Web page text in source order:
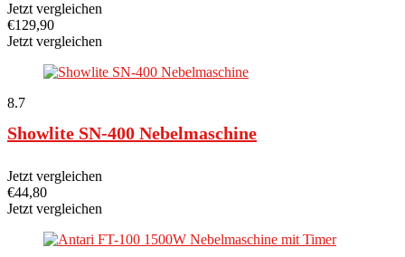
Jetzt vergleichen
€129,90
Jetzt vergleichen
8.7
Showlite SN-400 Nebelmaschine
Jetzt vergleichen
€44,80
Jetzt vergleichen